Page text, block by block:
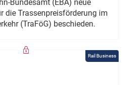
Bundesamt (EBA) neue
die Trassenpreisförderung im
(TraFöG) beschieden.
Rail Business